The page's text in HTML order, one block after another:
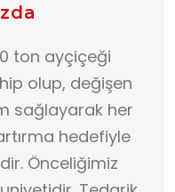
ton ayçiçeği
olup, değişen
sağlayarak her
hedefiyle
Önceliğimiz